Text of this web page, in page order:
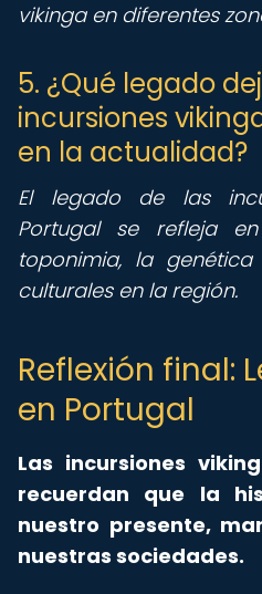
vikinga en diferentes
5. ¿Qué legado
incursiones
en la actualidad?
El legado de las
Portugal se refleja en
toponimia, la
culturales en la región.
Reflexión final:
en Portugal
Las incursiones
recuerdan que la
nuestro presente,
nuestras sociedades.